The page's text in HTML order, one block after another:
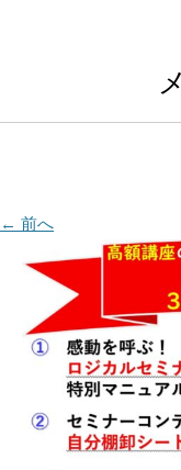
← 前へ